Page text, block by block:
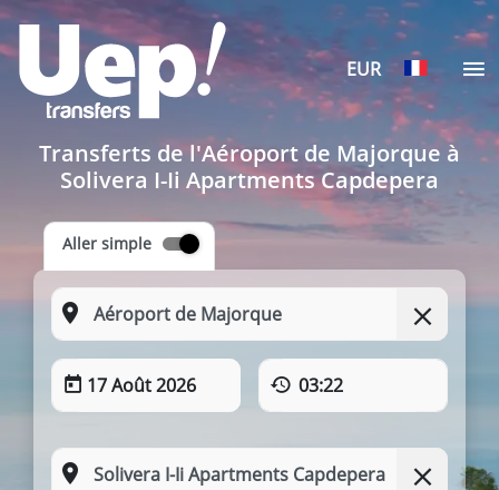
EUR
Transferts de l'Aéroport de Majorque à
Solivera I-Ii Apartments Capdepera
Aller simple
17 Août 2026 03:22